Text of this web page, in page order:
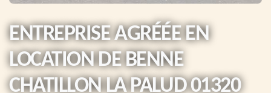
ENTREPRISE AGRÉÉE EN
LOCATION DE BENNE
CHATILLON LA PALUD 01320